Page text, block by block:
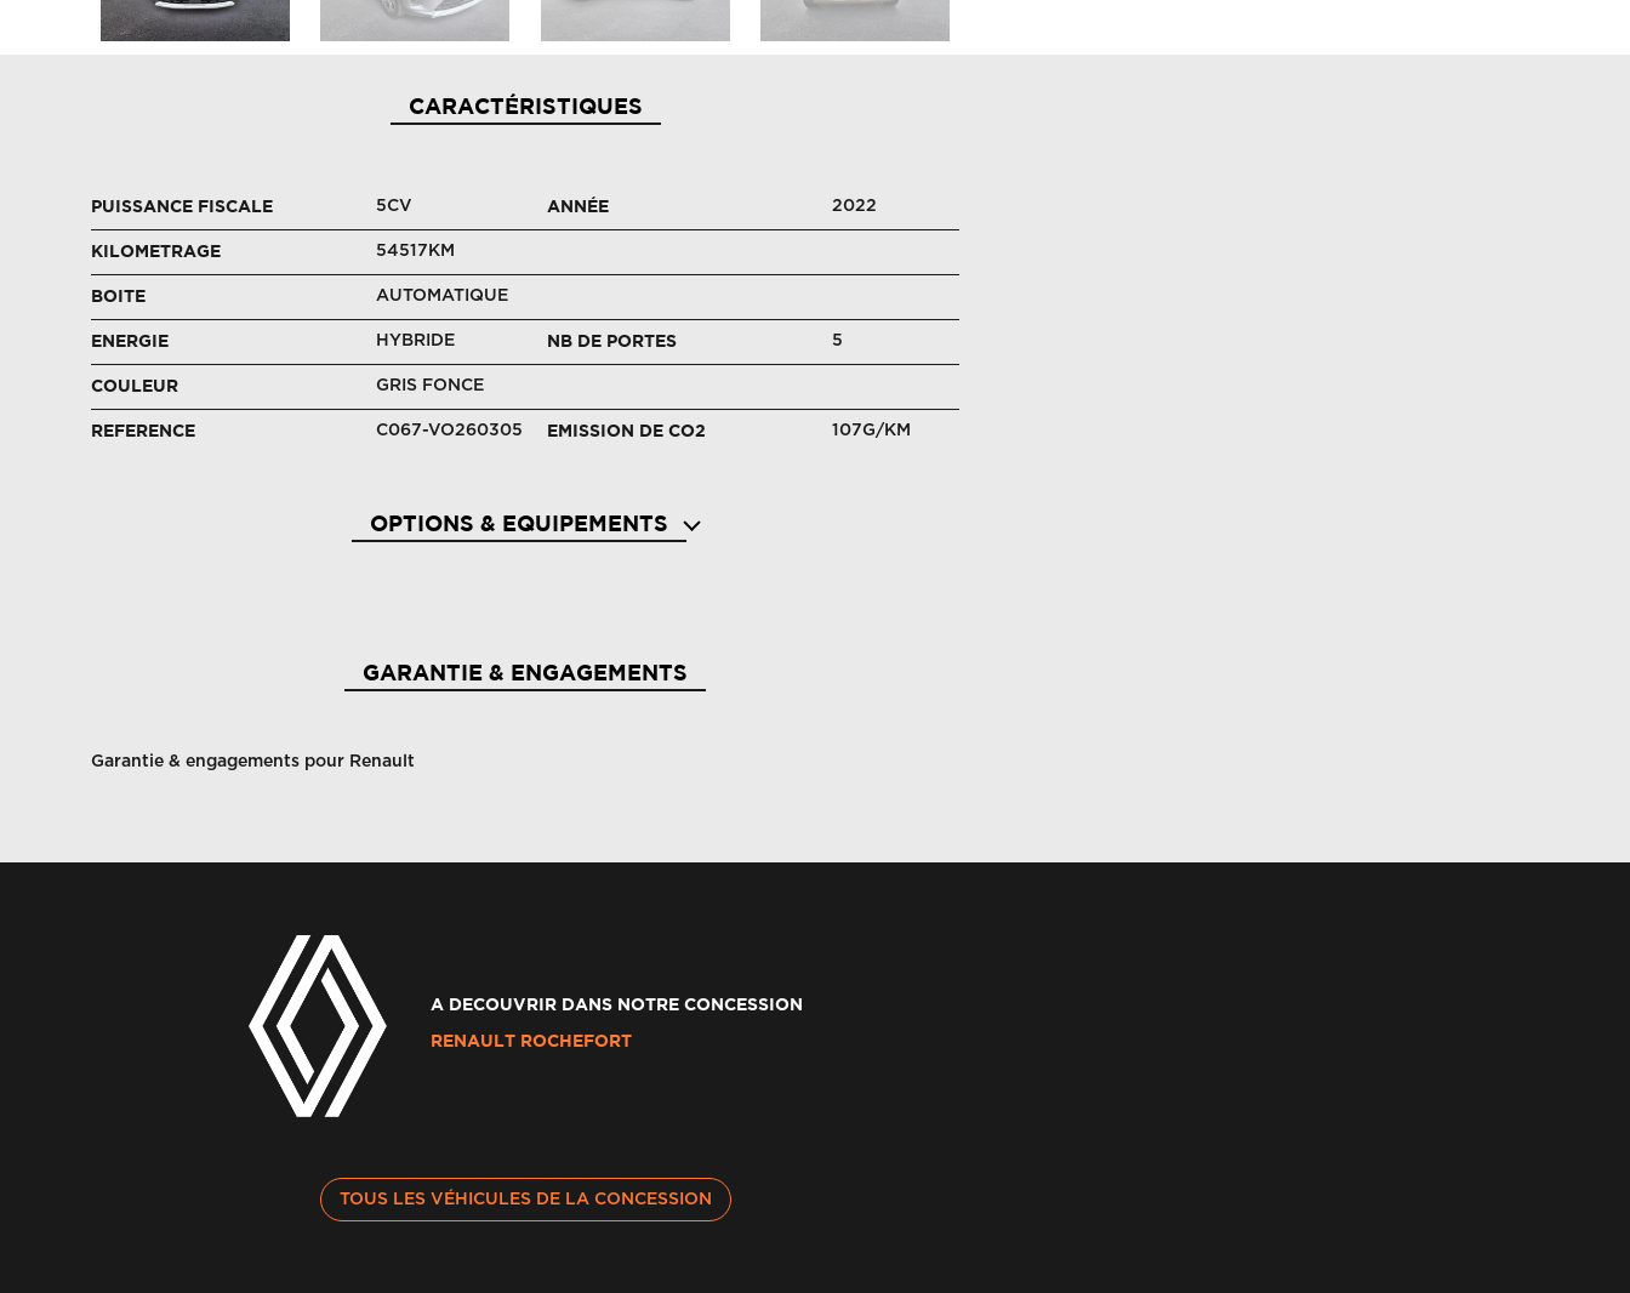
CARACTÉRISTIQUES
PUISSANCE FISCALE 5CV ANNÉE 2022
KILOMETRAGE 54517KM
BOITE AUTOMATIQUE
ENERGIE HYBRIDE NB DE PORTES 5
COULEUR GRIS FONCE
REFERENCE C067-VO260305 EMISSION DE CO2 107G/KM
OPTIONS & EQUIPEMENTS
GARANTIE & ENGAGEMENTS
Garantie & engagements pour Renault
A DECOUVRIR DANS NOTRE CONCESSION
RENAULT ROCHEFORT
TOUS LES VÉHICULES DE LA CONCESSION